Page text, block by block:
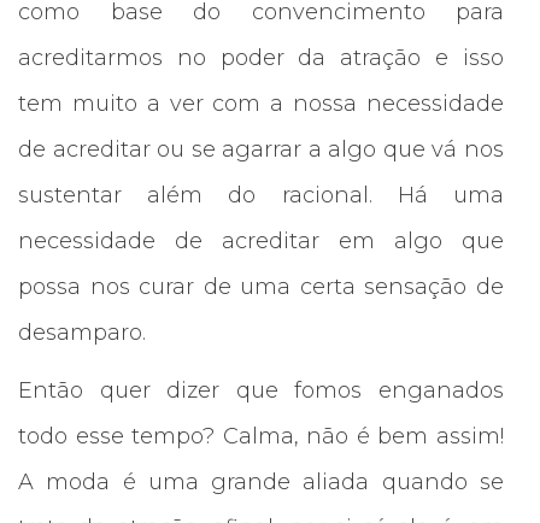
como base do convencimento para
acreditarmos no poder da atração e isso
tem muito a ver com a nossa necessidade
de acreditar ou se agarrar a algo que vá nos
sustentar além do racional. Há uma
necessidade de acreditar em algo que
possa nos curar de uma certa sensação de
desamparo.
Então quer dizer que fomos enganados
todo esse tempo? Calma, não é bem assim!
A moda é uma grande aliada quando se